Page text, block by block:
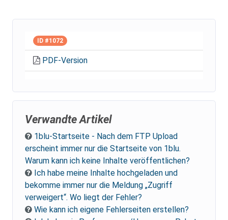
ID #1072
PDF-Version
Verwandte Artikel
1blu-Startseite - Nach dem FTP Upload
erscheint immer nur die Startseite von 1blu.
Warum kann ich keine Inhalte veröffentlichen?
Ich habe meine Inhalte hochgeladen und
bekomme immer nur die Meldung „Zugriff
verweigert“. Wo liegt der Fehler?
Wie kann ich eigene Fehlerseiten erstellen?